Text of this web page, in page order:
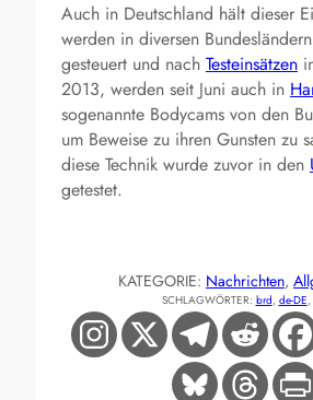
Auch in Deutschland hält dieser
werden in diversen
gesteuert und nach Testeinsätzen
2013, werden seit Juni auch in
sogenannte Bodycams von den
um Beweise zu ihren Gunsten zu
diese Technik wurde zuvor in den
getestet.
KATEGORIE: Nachrichten,
SCHLAGWÖRTER: brd, de-DE,